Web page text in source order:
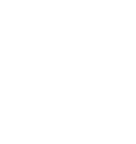
2 kleuren.